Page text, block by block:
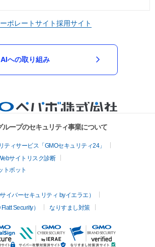
ポレートサイト採用サイト
AIへの取り組み
ープのセキュリティ事業について
ィサービス「GMOセキュリティ24」
サイトリスク診断
トボット
イバーセキュリティ byイエラエ）
Security）
なりすまし対策